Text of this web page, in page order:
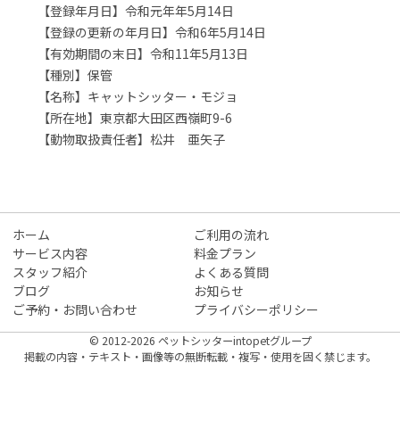
【登録年月日】令和元年年5月14日
【登録の更新の年月日】令和6年5月14日
【有効期間の末日】令和11年5月13日
【種別】保管
【名称】キャットシッター・モジョ
【所在地】東京都大田区西嶺町9-6
【動物取扱責任者】松井 亜矢子
ホーム
ご利用の流れ
サービス内容
料金プラン
スタッフ紹介
よくある質問
ブログ
お知らせ
ご予約・お問い合わせ
プライバシーポリシー
© 2012-2026 ペットシッターintopetグループ
掲載の内容・テキスト・画像等の無断転載・複写・使用を固く禁じます。